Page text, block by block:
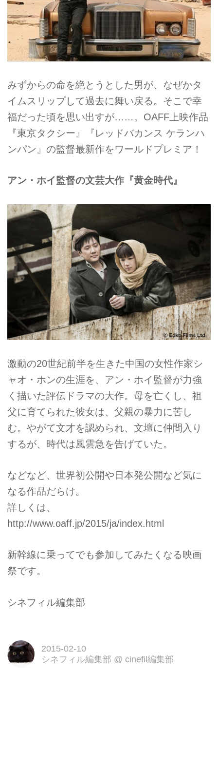
みずからの命を絶とうとした男が、なぜかタ
イムスリップして過去に舞い戻る。そこで幸
福だった頃を思い出すが……。OAFF上映作品
『東京タクシー』『レッドバカンス ケランハ
ンパン』の監督最新作をワールドプレミア！
アン・ホイ監督の文芸大作『黄金時代』
激動の20世紀前半を生きた中国の女性作家シ
ャオ・ホンの生涯を、アン・ホイ監督が力強
く描いた評伝ドラマの大作。母を亡くし、祖
父に育てられた彼女は、父親の暴力に苦し
む。やがて文才を認められ、文壇に仲間入り
するが、時代は風雲急を告げていた。
などなど、世界初公開や日本発公開など気に
なる作品だらけ。
詳しくは、
http://www.oaff.jp/2015/ja/index.html
新幹線に乗ってでも参加してみたくなる映画
祭です。
シネフィル編集部
2015-02-10
シネフィル編集部 @ cinefil編集部